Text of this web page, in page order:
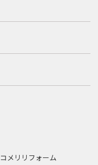
コメリリフォーム